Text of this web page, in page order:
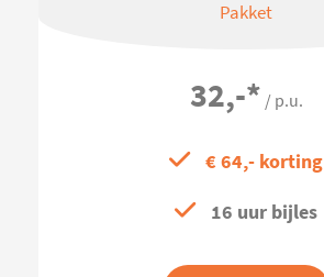
Pakket
32,-* / p.u.
€ 64,- korting
16 uur bijles